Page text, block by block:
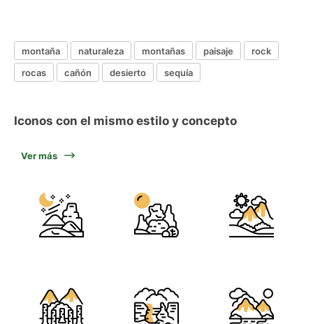
montaña naturaleza montañas paisaje
rock
rocas
cañón desierto sequía
Iconos con el mismo estilo y concepto
Ver más